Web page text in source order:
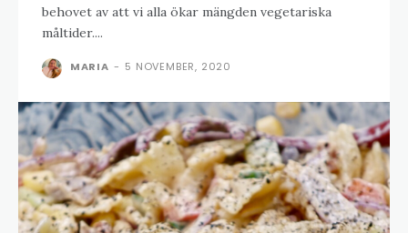
behovet av att vi alla ökar mängden vegetariska
måltider....
MARIA - 5 NOVEMBER, 2020